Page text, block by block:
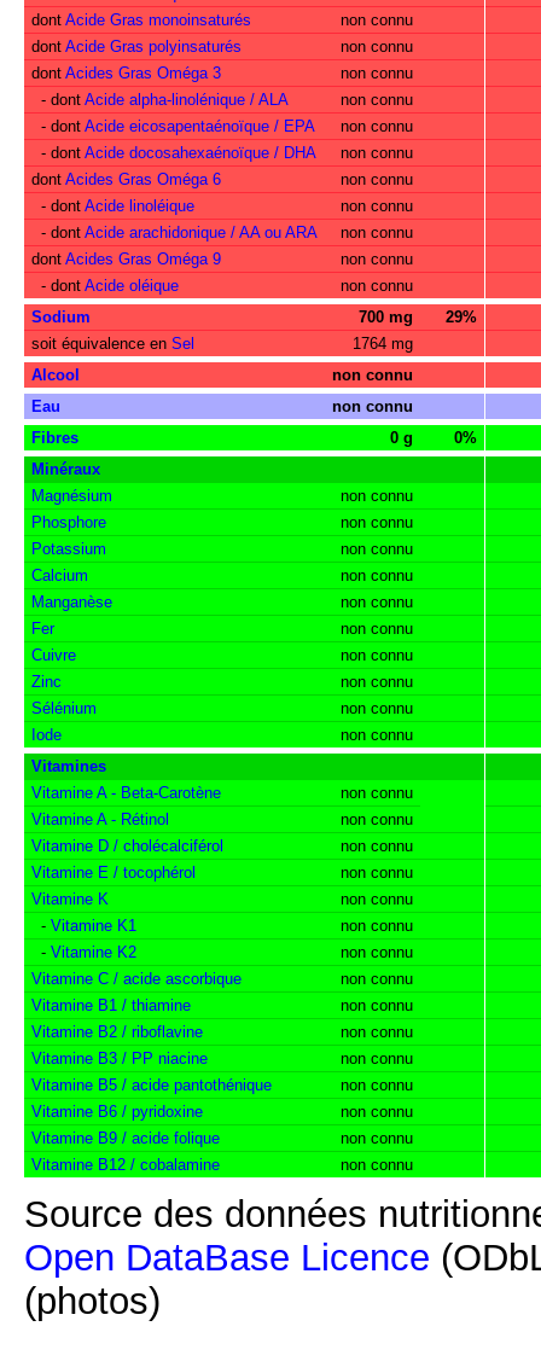
dont Acide Gras monoinsaturés
non connu
dont Acide Gras polyinsaturés
non connu
dont Acides Gras Oméga 3
non connu
- dont Acide alpha-linolénique / ALA
non connu
- dont Acide eicosapentaénoïque / EPA
non connu
- dont Acide docosahexaénoïque / DHA
non connu
dont Acides Gras Oméga 6
non connu
- dont Acide linoléique
non connu
- dont Acide arachidonique / AA ou ARA
non connu
dont Acides Gras Oméga 9
non connu
- dont Acide oléique
non connu
Sodium
700 mg
29%
soit équivalence en Sel
1764 mg
Alcool
non connu
Eau
non connu
Fibres
0 g
0%
Minéraux
Magnésium
non connu
Phosphore
non connu
Potassium
non connu
Calcium
non connu
Manganèse
non connu
Fer
non connu
Cuivre
non connu
Zinc
non connu
Sélénium
non connu
Iode
non connu
Vitamines
Vitamine A - Beta-Carotène
non connu
Vitamine A - Rétinol
non connu
Vitamine D / cholécalciférol
non connu
Vitamine E / tocophérol
non connu
Vitamine K
non connu
- Vitamine K1
non connu
- Vitamine K2
non connu
Vitamine C / acide ascorbique
non connu
Vitamine B1 / thiamine
non connu
Vitamine B2 / riboflavine
non connu
Vitamine B3 / PP niacine
non connu
Vitamine B5 / acide pantothénique
non connu
Vitamine B6 / pyridoxine
non connu
Vitamine B9 / acide folique
non connu
Vitamine B12 / cobalamine
non connu
Source des données
Open DataBase Licence
(photos)